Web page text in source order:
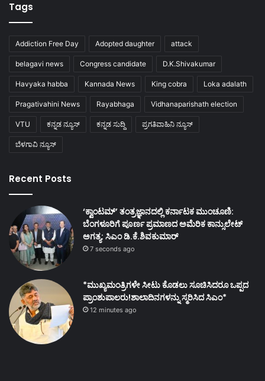
Tags
Addiction Free Day Adopted daughter attack
belagavi news Congress candidate D.K.Shivakumar
Havyaka habba Kannada News King cobra Loka adalath
Pragativahini News Rayabhaga Vidhanaparishath election
VTU ಕನ್ನಡ ನ್ಯೂಸ್ ಕನ್ನಡ ಸುದ್ದಿ ಪ್ರಗತಿವಾಹಿನಿ ನ್ಯೂಸ್
ಬೆಳಗಾವಿ ನ್ಯೂಸ್
Recent Posts
‘ಕ್ವಾಂಟಮ್’ ತಂತ್ರಜ್ಞಾನದಲ್ಲಿ ಕರ್ನಾಟಕ ಮುಂಚೂಣಿ:
ಬೆಂಗಳೂರಿಗೆ ಪೂರ್ಣ ಪ್ರಮಾಣದ ಅಮೆರಿಕ ಕಾನ್ಸುಲೇಟ್
ಅಗತ್ಯ: ಸಿಎಂ ಡಿ.ಕೆ.ಶಿವಕುಮಾರ್
7 seconds ago
*ಮುಖ್ಯಮಂತ್ರಿಗಳೇ ಸೀಟು ಕೊಡಲು ಸೂಚಿಸಿದರೂ ಒಪ್ಪದ
ಪ್ರಾಂಶುಪಾಲರು!ಶಾಲಾದಿನಗಳನ್ನು ಸ್ಮರಿಸಿದ ಸಿಎಂ*
12 minutes ago